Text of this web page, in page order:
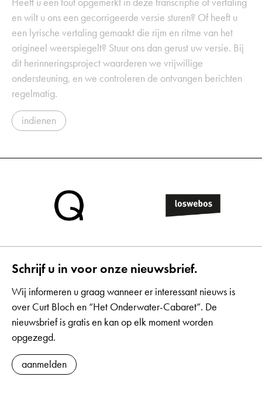
en wilt u ons een gecorrigeerde versie sturen? Of heeft u
een lyrische vertaling gemaakt die rijm en ritme van het
origineel weerspiegelt? Stuur ons dan gerust uw versie. Bij
dit herinneringsproject waarderen we vrijwillige
ondersteuning, en we controleren de ontvangen berichten
regelmatig.
indienen
Schrijf u in voor onze nieuwsbrief.
Wij informeren u graag wanneer er interessant nieuws is
over Curt Bloch en “Het Onderwater-Cabaret”. De
nieuwsbrief is gratis en kan op elk moment worden
opgezegd.
aanmelden